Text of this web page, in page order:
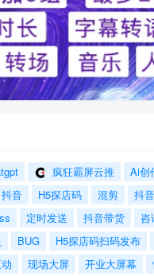
疯狂霸屏云推 Ai创
抖音 H5探店码 混剪
抖
定时发送 抖音带货 咨
BUG H5探店码扫码发布
现场大屏 开业大屏幕